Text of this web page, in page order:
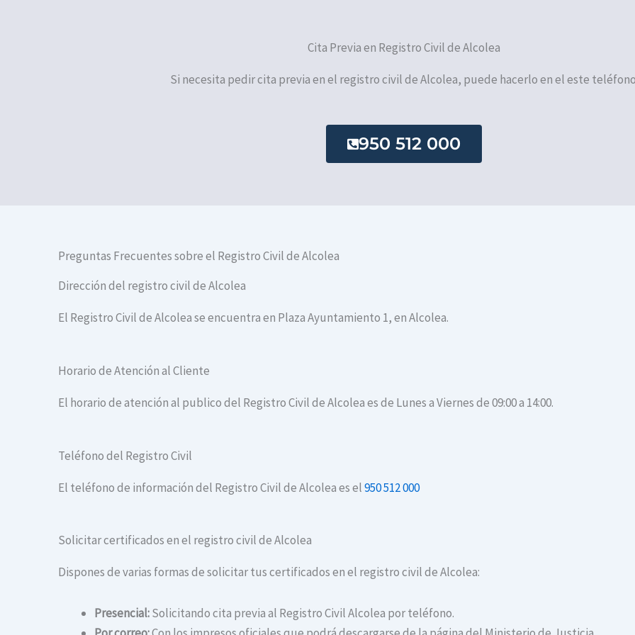
Cita Previa en Registro Civil de Alcolea
Si necesita pedir cita previa en el registro civil de Alcolea, puede hacerlo en el este
950 512 000
Preguntas Frecuentes sobre el Registro Civil de Alcolea
Dirección del registro civil de Alcolea
El Registro Civil de Alcolea se encuentra en Plaza Ayuntamiento 1, en Alcolea.
Horario de Atención al Cliente
El horario de atención al publico del Registro Civil de Alcolea es de Lunes a Viernes de 09:00 a 14:00.
Teléfono del Registro Civil
El teléfono de información del Registro Civil de Alcolea es el950 512 000
Solicitar certificados en el registro civil de Alcolea
Dispones de varias formas de solicitar tus certificados en el registro civil de Alcolea:
Presencial:Solicitando cita previa al Registro Civil Alcolea por teléfono.